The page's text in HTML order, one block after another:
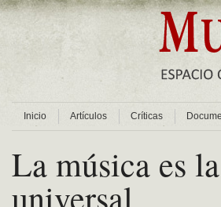
Inicio Artículos Críticas
La música es
universal